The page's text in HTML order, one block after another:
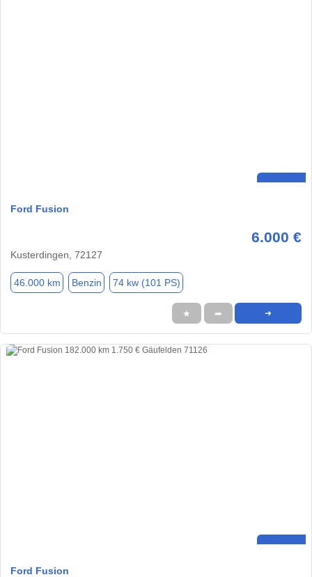
Ford Fusion
6.000 €
Kusterdingen, 72127
46.000 km Benzin 74 kw (101 PS)
★ ➦ ➜
Ford Fusion